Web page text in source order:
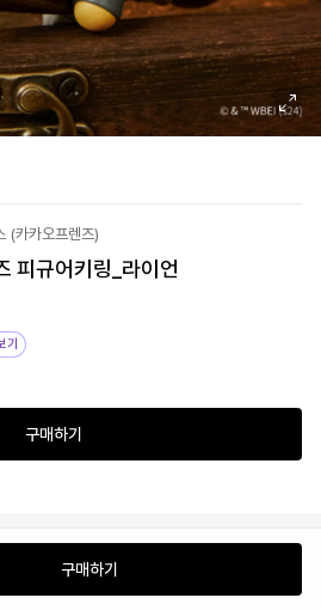
(카카오프렌즈)
피규어키링_라이언
기
구매하기
구매하기